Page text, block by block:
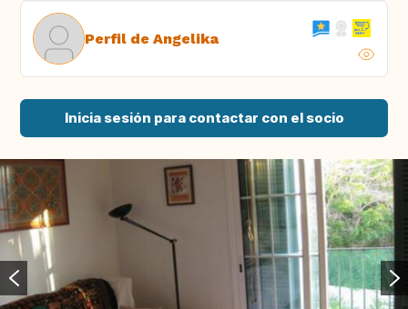
Perfil de Angelika
Inicia sesión para contactar con el socio